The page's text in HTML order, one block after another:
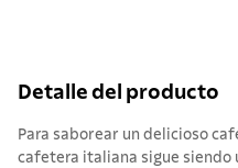
Detalle del producto
Para saborear un delicioso
cafetera italiana sigue siendo